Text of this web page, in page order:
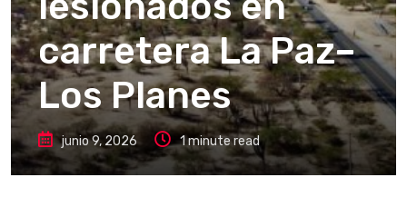
carretera La Paz–
Los Planes
junio 9, 2026 1 minute read